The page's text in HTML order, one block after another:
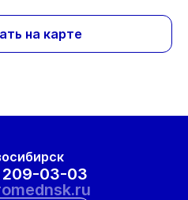
на карте
209-03-03